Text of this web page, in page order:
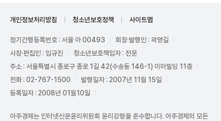
개인정보처리방침 청소년보호정책 사이트맵
정기간행등록번호 : 서울 아 00493
회장·발행인 : 곽영길
사장·편집인 : 임규진
청소년보호책임자 : 전운
주소 : 서울특별시 종로구 종로 1길 42(수송동 146-1) 이마빌딩 11층
전화 : 02-767-1500
발행일자 : 2007년 11월 15일
등록일자 : 2008년 01월10일
아주경제는 인터넷신문윤리위원회 윤리강령을 준수합니다. 아주경제의 모든